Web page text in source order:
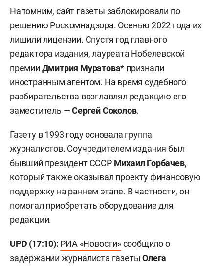
Напомним, сайт газеты заблокировали по
решению Роскомнадзора. Осенью 2022 года их
лишили лицензии. Спустя год главного
редактора издания, лауреата Нобелевской
премии Дмитрия Муратова* признали
иностранным агентом. На время судебного
разбирательства возглавлял редакцию его
заместитель —Сергей Соколов.
Газету в 1993 году основала группа
журналистов. Соучредителем издания был
бывший президент СССР Михаил Горбачев,
который также оказывал проекту финансовую
поддержку на раннем этапе. В частности, он
помогал приобретать оборудование для
редакции.
UPD (17:10): РИА «Новости»сообщило о
задержании журналиста газетыОлега